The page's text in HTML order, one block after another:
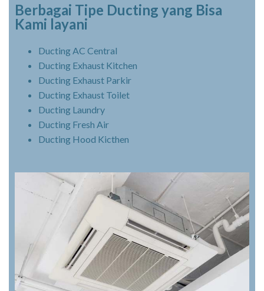
Berbagai Tipe Ducting yang Bisa
Kami layani
Ducting AC Central
Ducting Exhaust Kitchen
Ducting Exhaust Parkir
Ducting Exhaust Toilet
Ducting Laundry
Ducting Fresh Air
Ducting Hood Kicthen